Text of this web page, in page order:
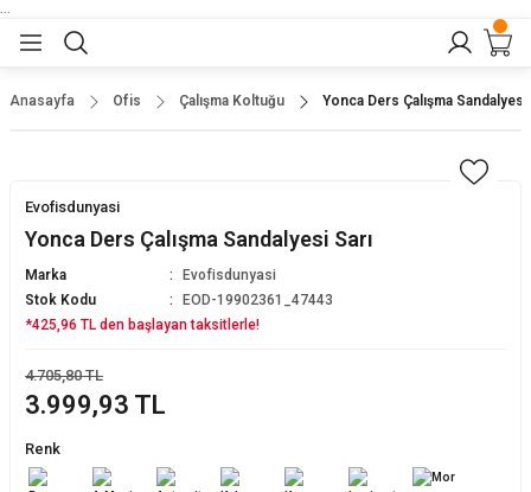
Sandalyesi
Anasayfa Ofis Çalışma Koltuğu Yonca Ders Çalışma Sandalyesi
Evofisdunyasi
Yonca Ders Çalışma Sandalyesi Sarı
Marka
Evofisdunyasi
Stok Kodu
EOD-19902361_47443
*425,96 TL den başlayan taksitlerle!
3.999,93 TL
4.705,80 TL
Renk